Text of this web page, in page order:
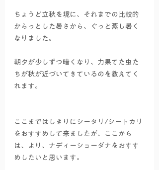
ちょうど立秋を境に、それまでの比較的
からっとした暑さから、ぐっと蒸し暑く
なりました。
朝夕が少しずつ暗くなり、力果てた虫た
ちが秋が近づいてきているのを教えてく
れます。
ここまではしきりにシータリ/シートカリ
をおすすめして来ましたが、ここから
は、より、ナディーショーダナをおすす
めしたいと思います。